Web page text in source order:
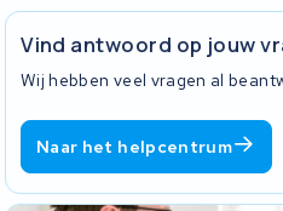
Vind antwoord op jouw
Wij hebben veel vragen al
Naar het helpcentrum